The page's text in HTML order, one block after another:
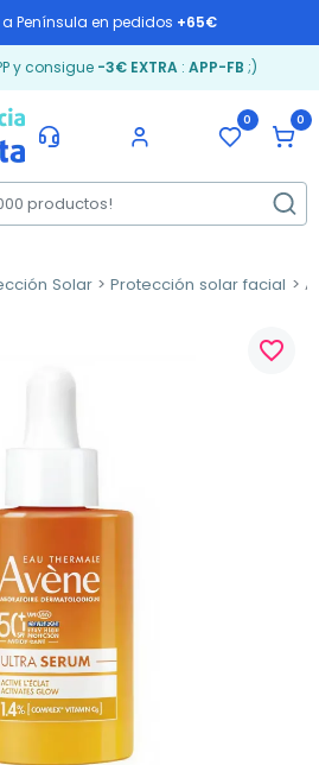
a Península en pedidos +65€
y consigue -3€ EXTRA: APP-FB ;)
0 0
Solar Protección solar facial
favorite_border